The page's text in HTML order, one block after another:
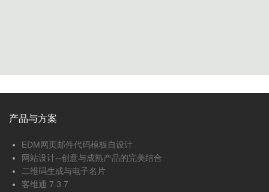
产品与方案
EDM网页邮件代码模板自设计
网站设计--创意与成熟产品的完美结合
二维码生成与电子名片
客维通 7.3.7